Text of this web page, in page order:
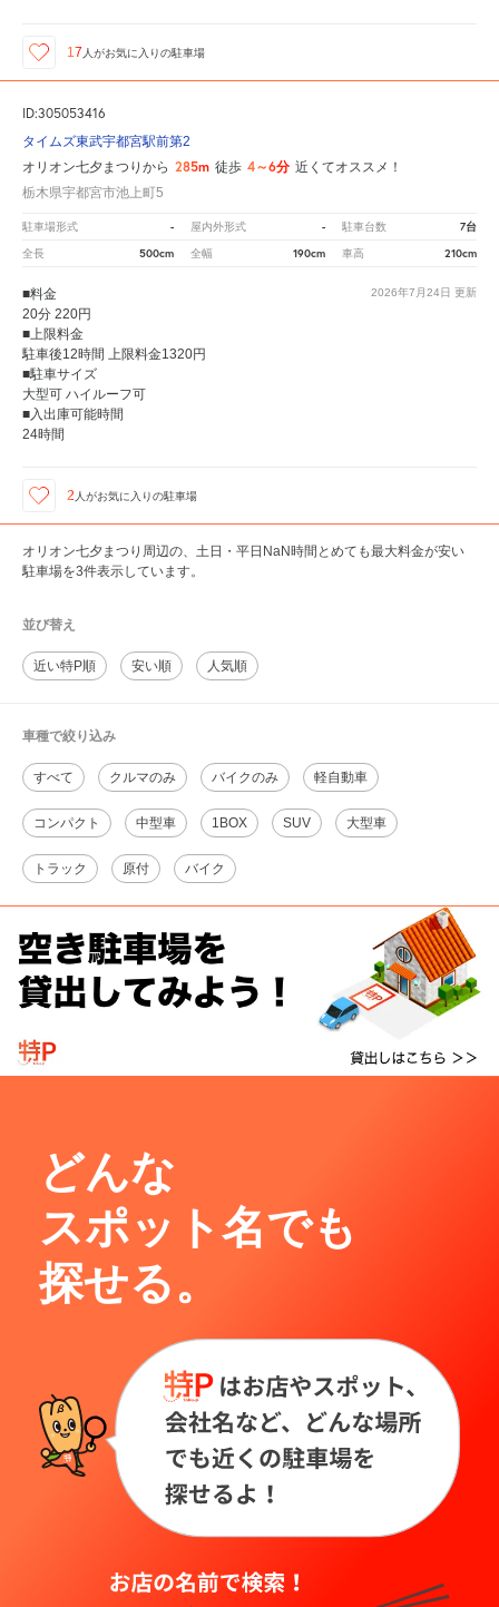
17 人がお気に入りの駐車場
ID:305053416
タイムズ東武宇都宮駅前第2
オリオン七夕まつりから 285m 徒歩 4～6分 近くてオススメ！
栃木県宇都宮市池上町5
駐車場形式 - 屋内外形式 - 駐車台数 7台
全長 500cm 全幅 190cm 車高 210cm
2026年7月24日 更新
■料金
20分 220円
■上限料金
駐車後12時間 上限料金1320円
■駐車サイズ
大型可 ハイルーフ可
■入出庫可能時間
24時間
2 人がお気に入りの駐車場
オリオン七夕まつり周辺の、土日・平日NaN時間とめても最大料金が安い
駐車場を3件表示しています。
並び替え
近い特P順 安い順 人気順
車種で絞り込み
すべて クルマのみ バイクのみ 軽自動車
コンパクト 中型車 1BOX SUV 大型車
トラック 原付 バイク
どんな
スポット名でも
探せる。